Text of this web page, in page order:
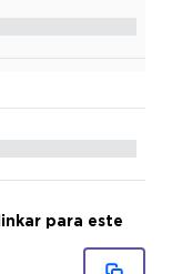
para este